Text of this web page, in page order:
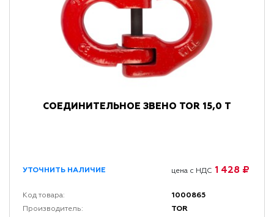
СОЕДИНИТЕЛЬНОЕ ЗВЕНО TOR 15,0 Т
УТОЧНИТЬ НАЛИЧИЕ цена с НДС 1 428 ₽
Код товара: 1000865
Производитель: TOR